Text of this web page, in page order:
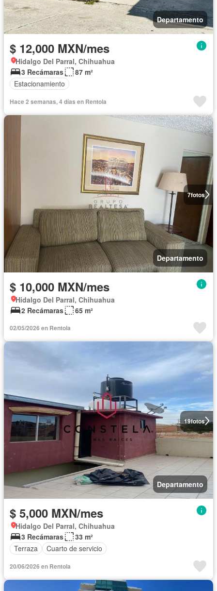
Departamento
$ 12,000 MXN/mes
Hidalgo Del Parral, Chihuahua
3 Recámaras
87 m²
Estacionamiento
Hace 2 semanas, 4 días en Rentola
7fotos
Departamento
$ 10,000 MXN/mes
Hidalgo Del Parral, Chihuahua
2 Recámaras
65 m²
02/05/2026 en Rentola
19fotos
Departamento
$ 5,000 MXN/mes
Hidalgo Del Parral, Chihuahua
3 Recámaras
33 m²
Terraza
Cuarto de servicio
20/06/2026 en Rentola